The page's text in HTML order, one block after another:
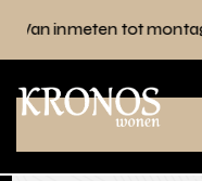
montage geregeld